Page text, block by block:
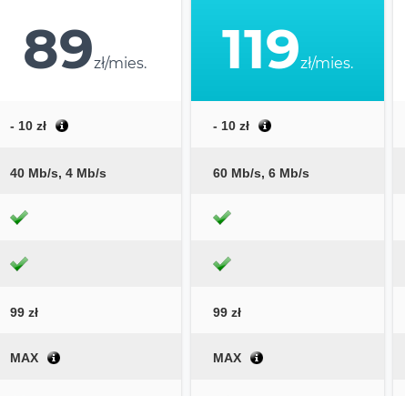
89zł/mies.
- 10 zł
40 Mb/s, 4 Mb/s
99 zł
MAX
119zł/mies.
- 10 zł
60 Mb/s, 6 Mb/s
99 zł
MAX